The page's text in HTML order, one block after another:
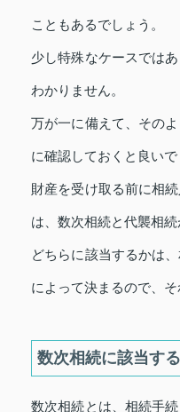
こともあるでしょう。
少し特殊なケースでは
わかりません。
万が一に備えて、その
に確認しておくと良いで
財産を受け取る前に相
は、数次相続と代襲相続
どちらに該当するかは
によって決まるので、
数次相続に該当す
数次相続とは、相続手